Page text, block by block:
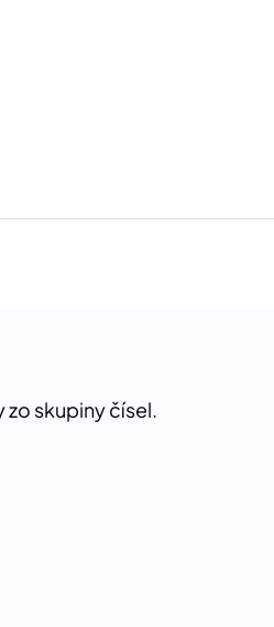
skupiny čísel.